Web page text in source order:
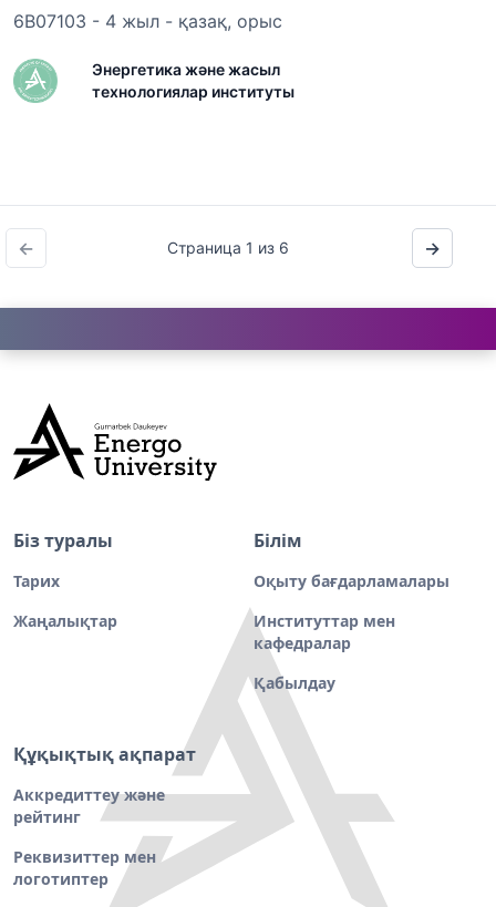
6B07103 - 4 жыл - қазақ, орыс
Энергетика және жасыл
технологиялар институты
← Страница 1 из 6 →
Біз туралы
Тарих
Жаңалықтар
Білім
Оқыту бағдарламалары
Институттар мен
кафедралар
Қабылдау
Құқықтық ақпарат
Аккредиттеу және
рейтинг
Реквизиттер мен
логотиптер